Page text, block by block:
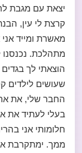
יצאת עם מגבת
קרצת לי עין,
מאשרת ומייד
מתהלכת. נכנסנו
הוצאתי לך בגדים
שעושים לילדים
החבר שלי, את
בעלי לעתיד את
חלומותי אני
ממך. ימתקרבת